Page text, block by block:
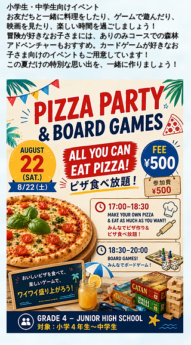
小学生・中学生向けイベント
お友だちと一緒に料理をしたり、ゲームで遊んだり、
映画を見たり、楽しい時間を過ごしましょう！
冒険が好きなお子さまには、ありのみコースでの森林
アドベンチャーもおすすめ。カードゲームが好きなお
子さま向けのイベントもご用意しています！
この夏だけの特別な思い出を、一緒に作りましょう！